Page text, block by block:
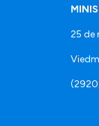
25 de